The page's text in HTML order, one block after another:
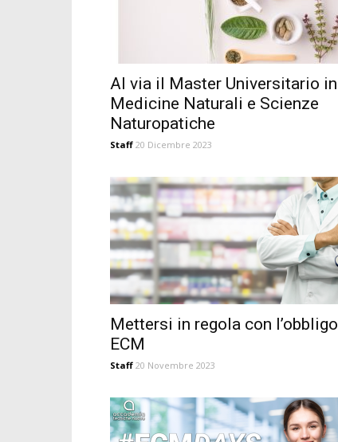
Al via il Master Universitario in
Medicine Naturali e Scienze
Naturopatiche
Staff 20 Dicembre 2023
Mettersi in regola con l’obbligo
ECM
Staff 20 Novembre 2023